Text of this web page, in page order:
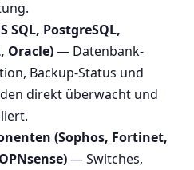
SQL, PostgreSQL,
Oracle)— Datenbank-
Backup-Status und
direkt überwacht und
(Sophos, Fortinet,
— Switches,